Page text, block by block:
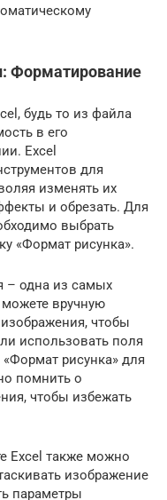
Форматирование
будь то из файла
в его
Excel
для
изменять их
и обрезать. Для
выбрать
«Формат рисунка».
– одна из самых
вручную
чтобы
использовать поля
рисунка» для
помнить о
чтобы избежать
Excel также можно
изображение
параметры